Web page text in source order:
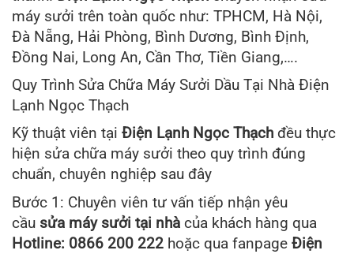
máy sưởi trên toàn quốc như: TPHCM, Hà Nội,
Đà Nẵng, Hải Phòng, Bình Dương, Bình Định,
Đồng Nai, Long An, Cần Thơ, Tiền Giang,….
Quy Trình Sửa Chữa Máy Sưởi Dầu Tại Nhà Điện
Lạnh Ngọc Thạch
Kỹ thuật viên tại Điện Lạnh Ngọc Thạch đều thực
hiện sửa chữa máy sưởi theo quy trình đúng
chuẩn, chuyên nghiệp sau đây
Bước 1: Chuyên viên tư vấn tiếp nhận yêu
cầu sửa máy sưởi tại nhà của khách hàng qua
Hotline: 0866 200 222 hoặc qua fanpage Điện